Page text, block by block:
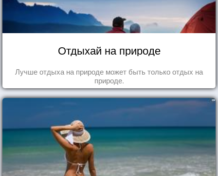
Отдыхай на природе
Лучше отдыха на природе может быть только отдых на
природе.